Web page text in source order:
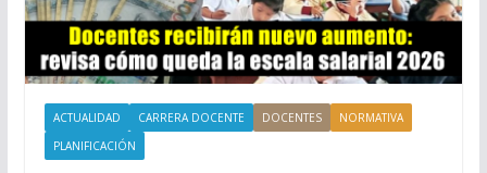
ACTUALIDAD CARRERA DOCENTE DOCENTES
NORMATIVA
PLANIFICACIÓN